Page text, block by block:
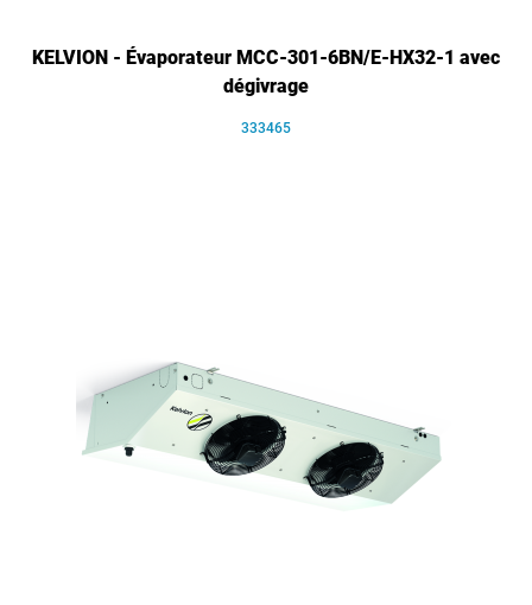
KELVION - Évaporateur MCC-301-6BN/E-HX32-1 avec
dégivrage
333465